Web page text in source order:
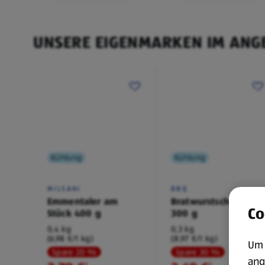
UNSERE EIGENMARKEN IM
Kühlung
MILSANI
Emmentaler am
Stück 400 g
0,4 kg
(6,98 €/1 kg)
Spare 20 %
Kühlung
BBQ
Bratwurstschnecke
300 g
0,3 kg
(8,97 €/1 kg)
Spare 30 %